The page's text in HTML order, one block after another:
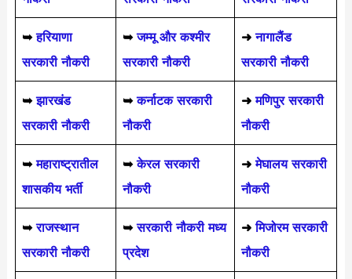
➥हरियाणा
सरकारी नौकरी
➥जम्मू और कश्मीर
सरकारी नौकरी
➜ नागालैंड
सरकारी नौकरी
➥ झारखंड
सरकारी नौकरी
➥ कर्नाटक सरकारी
नौकरी
➜ मणिपुर सरकारी
नौकरी
➥ महाराष्ट्रातील
शासकीय भर्ती
➥ केरल सरकारी
नौकरी
➜ मेघालय सरकारी
नौकरी
➥ राजस्थान
सरकारी नौकरी
➥सरकारी नौकरी मध्य
प्रदेश
➜मिजोरम सरकारी
नौकरी